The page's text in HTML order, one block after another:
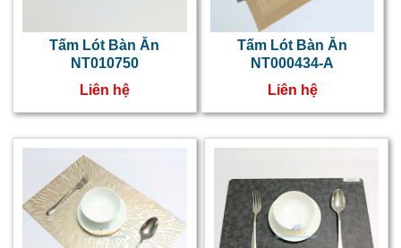
Tấm Lót Bàn Ăn
NT010750
Liên hệ
Tấm Lót Bàn Ăn
NT000434-A
Liên hệ